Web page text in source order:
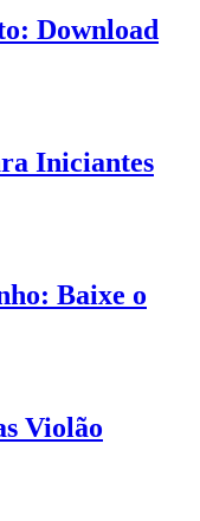
Download
Iniciantes
Baixe o
Violão